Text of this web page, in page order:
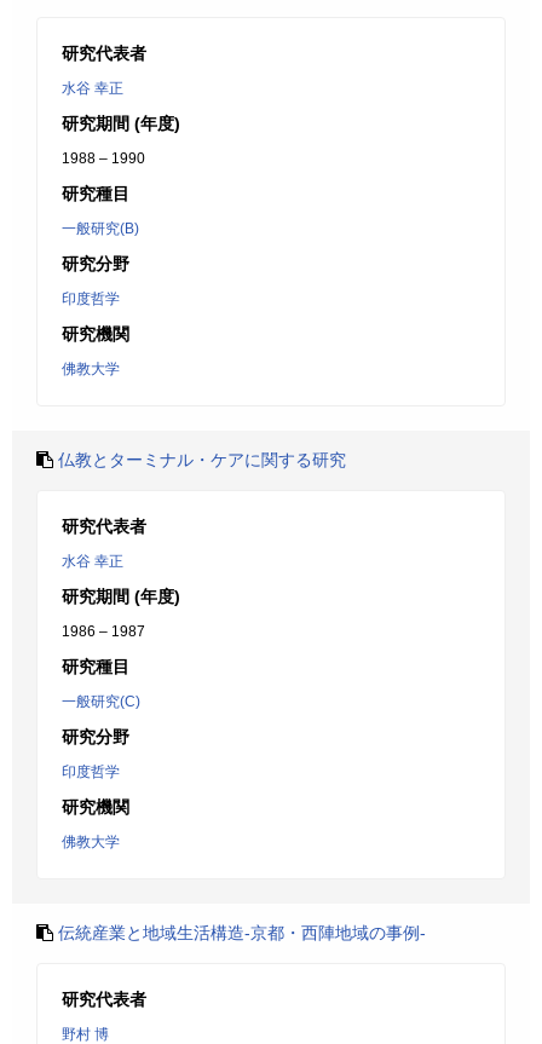
研究代表者
水谷 幸正
研究期間 (年度)
1988 – 1990
研究種目
一般研究(B)
研究分野
印度哲学
研究機関
佛教大学
仏教とターミナル・ケアに関する研究
研究代表者
水谷 幸正
研究期間 (年度)
1986 – 1987
研究種目
一般研究(C)
研究分野
印度哲学
研究機関
佛教大学
伝統産業と地域生活構造-京都・西陣地域の事例-
研究代表者
野村 博